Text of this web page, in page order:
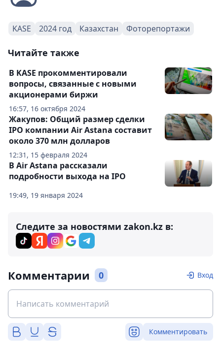
KASE 2024 год Казахстан Фоторепортажи
Читайте также
16:57, 16 октября 2024
В KASE прокомментировали
вопросы, связанные с новыми
акционерами биржи
12:31, 15 февраля 2024
Жакупов: Общий размер сделки
IPO компании Air Astana составит
около 370 млн долларов
19:49, 19 января 2024
В Air Astana рассказали
подробности выхода на IPO
Следите за новостями zakon.kz в:
Комментарии 0 Вход
Комментировать